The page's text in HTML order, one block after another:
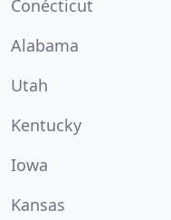
Conécticut
Alabama
Utah
Kentucky
Iowa
Kansas